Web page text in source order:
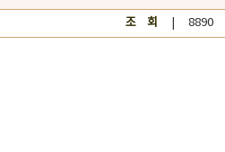
조 회 | 8890